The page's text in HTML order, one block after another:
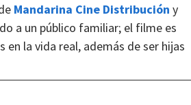
Mandarina Cine Distribución y
a un público familiar; el filme es
la vida real, además de ser hijas